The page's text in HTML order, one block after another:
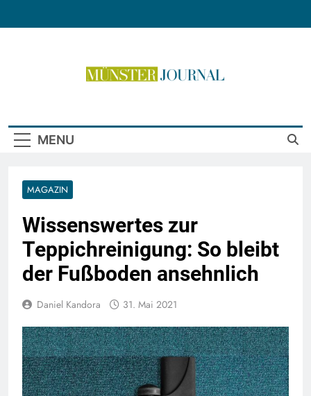
MENU
MAGAZIN
Wissenswertes zur
Teppichreinigung: So bleibt
der Fußboden ansehnlich
Daniel Kandora 31. Mai 2021